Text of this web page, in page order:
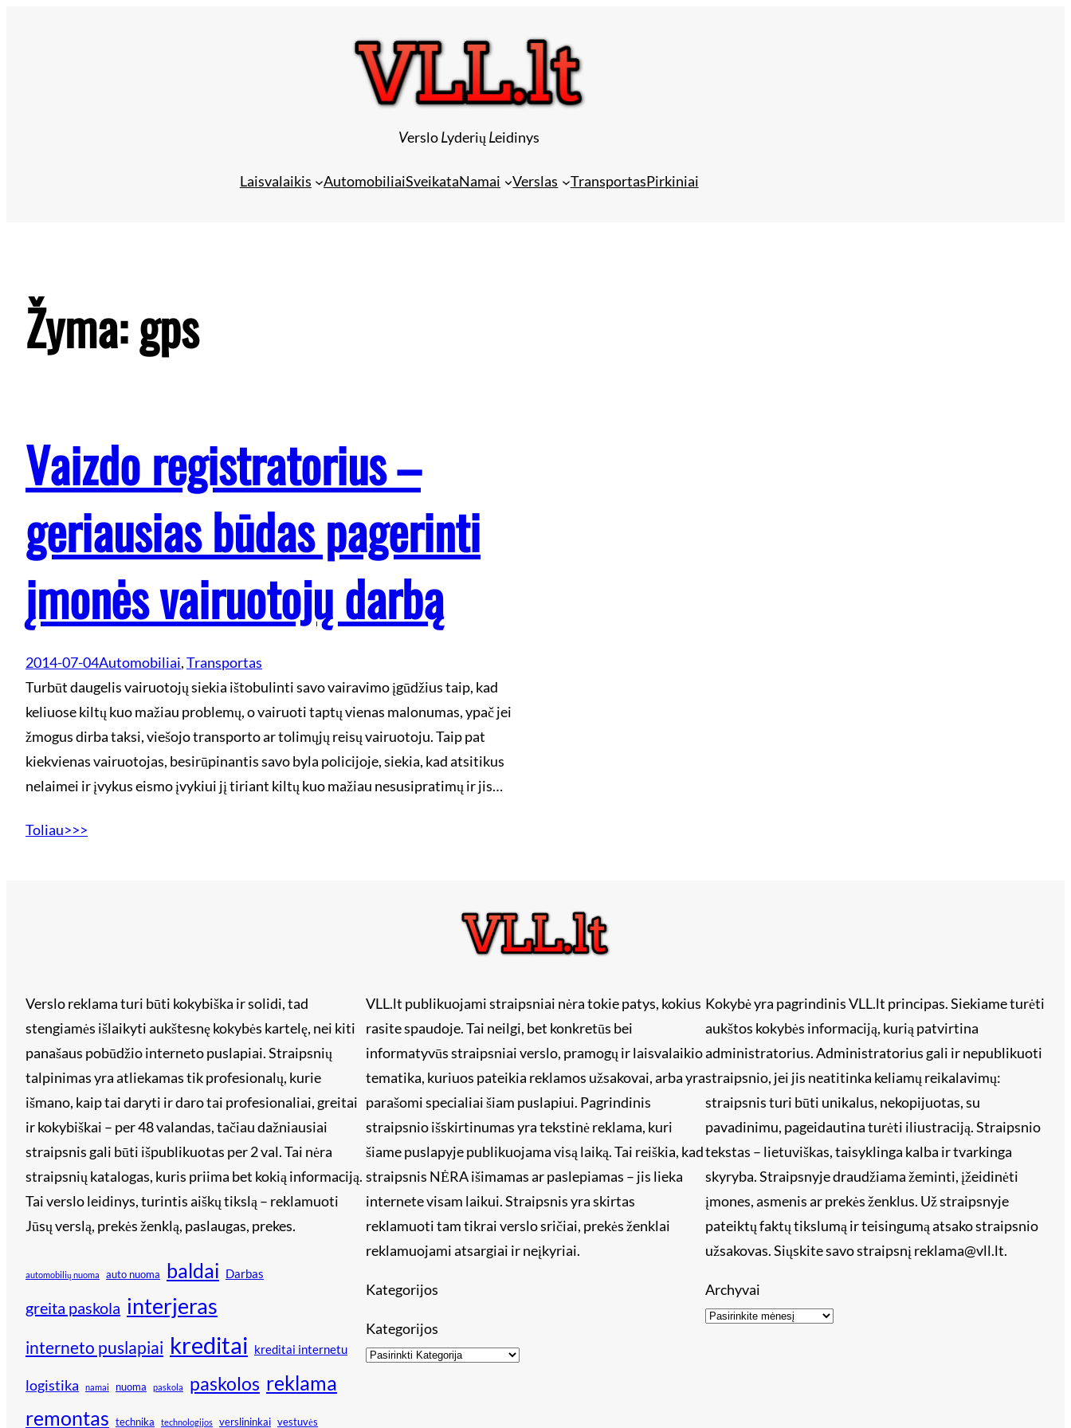
VersloLyderių Leidinys
Laisvalaikis AutomobiliaiSveikataNamai Verslas TransportasPirkiniai
Žyma:gps
Vaizdo registratorius –
geriausias būdas pagerinti
įmonės vairuotojų darbą
2014-07-04Automobiliai, Transportas
Turbūt daugelis vairuotojų siekia ištobulinti savo vairavimo įgūdžius taip, kad
keliuose kiltų kuo mažiau problemų, o vairuoti taptų vienas malonumas, ypač jei
žmogus dirba taksi, viešojo transporto ar tolimųjų reisų vairuotoju. Taip pat
kiekvienas vairuotojas, besirūpinantis savo byla policijoje, siekia, kad atsitikus
nelaimei ir įvykus eismo įvykiui jį tiriant kiltų kuo mažiau nesusipratimų ir jis…
Toliau>>>
Verslo reklama turi būti kokybiška ir solidi, tad
stengiamės išlaikyti aukštesnę kokybės kartelę, nei kiti
panašaus pobūdžio interneto puslapiai. Straipsnių
talpinimas yra atliekamas tik profesionalų, kurie
išmano, kaip tai daryti ir daro tai profesionaliai, greitai
ir kokybiškai – per 48 valandas, tačiau dažniausiai
straipsnis gali būti išpublikuotas per 2 val. Tai nėra
straipsnių katalogas, kuris priima bet kokią informaciją.
Tai verslo leidinys, turintis aiškų tikslą – reklamuoti
Jūsų verslą, prekės ženklą, paslaugas, prekes.
automobilių nuoma auto nuoma baldai Darbas
greita paskola interjeras
interneto puslapiai kreditai kreditai internetu
logistika namai nuoma paskola paskolos reklama
remontas technika technologijos verslininkai vestuvės
VLL.lt publikuojami straipsniai nėra tokie patys, kokius
rasite spaudoje. Tai neilgi, bet konkretūs bei
informatyvūs straipsniai verslo, pramogų ir laisvalaikio
tematika, kuriuos pateikia reklamos užsakovai, arba yra
parašomi specialiai šiam puslapiui. Pagrindinis
straipsnio išskirtinumas yra tekstinė reklama, kuri
šiame puslapyje publikuojama visą laiką. Tai reiškia, kad
straipsnis NĖRA išimamas ar paslepiamas – jis lieka
internete visam laikui. Straipsnis yra skirtas
reklamuoti tam tikrai verslo sričiai, prekės ženklai
reklamuojami atsargiai ir neįkyriai.
Kategorijos
Kategorijos
Kokybė yra pagrindinis VLL.lt principas. Siekiame turėti
aukštos kokybės informaciją, kurią patvirtina
administratorius. Administratorius gali ir nepublikuoti
straipsnio, jei jis neatitinka keliamų reikalavimų:
straipsnis turi būti unikalus, nekopijuotas, su
pavadinimu, pageidautina turėti iliustraciją. Straipsnio
tekstas – lietuviškas, taisyklinga kalba ir tvarkinga
skyryba. Straipsnyje draudžiama žeminti, įžeidinėti
įmones, asmenis ar prekės ženklus. Už straipsnyje
pateiktų faktų tikslumą ir teisingumą atsako straipsnio
užsakovas. Siųskite savo straipsnį reklama@vll.lt.
Archyvai